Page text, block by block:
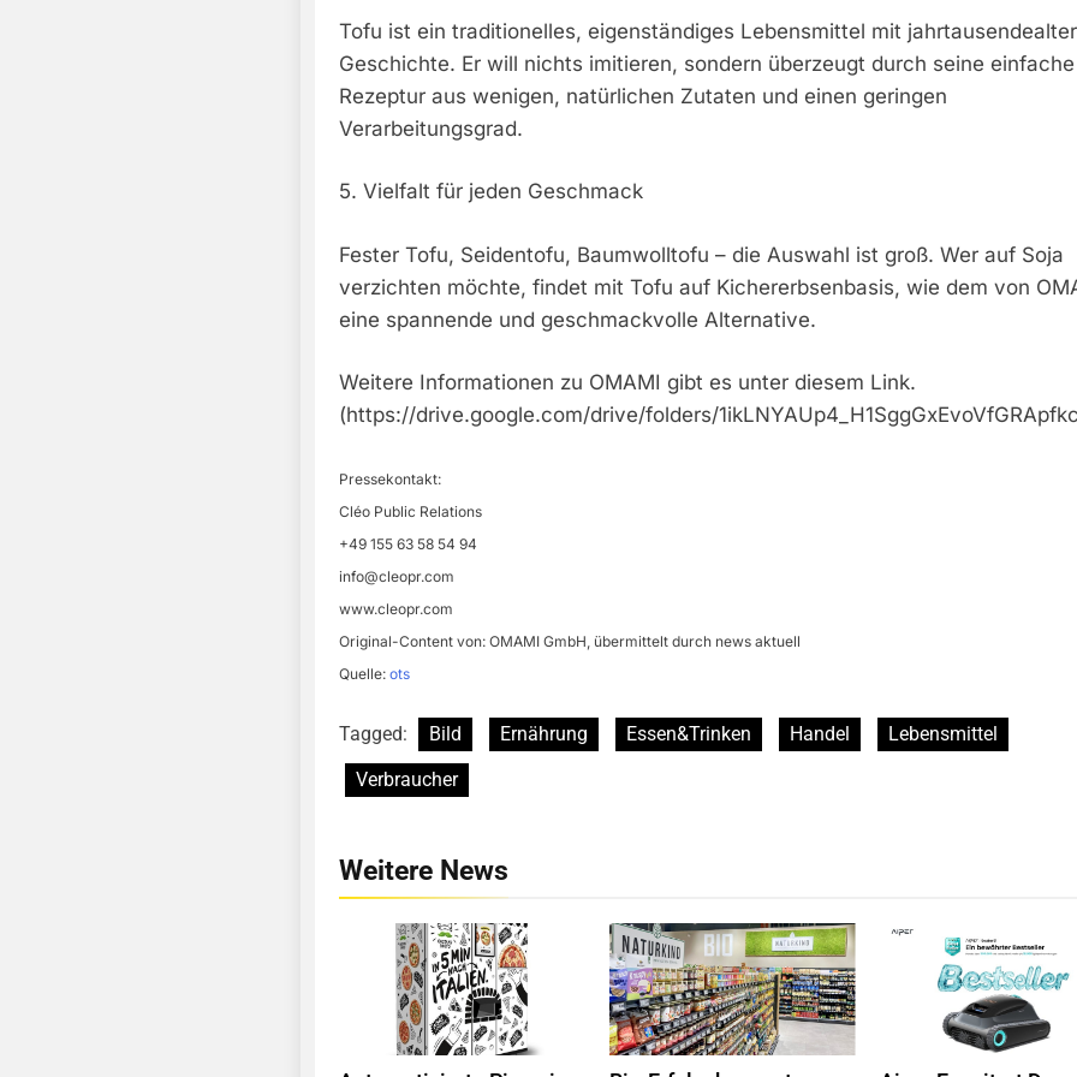
Tofu ist ein traditionelles, eigenständiges Lebensmittel mit jahrtausendealter
Geschichte. Er will nichts imitieren, sondern überzeugt durch seine einfache
Rezeptur aus wenigen, natürlichen Zutaten und einen geringen
Verarbeitungsgrad.
5. Vielfalt für jeden Geschmack
Fester Tofu, Seidentofu, Baumwolltofu – die Auswahl ist groß. Wer auf Soja
verzichten möchte, findet mit Tofu auf Kichererbsenbasis, wie dem von
eine spannende und geschmackvolle Alternative.
Weitere Informationen zu OMAMI gibt es unter diesem Link.
(https://drive.google.com/drive/folders/
Pressekontakt:
Cléo Public Relations
+49 155 63 58 54 94
info@cleopr.com
www.cleopr.com
Original-Content von: OMAMI GmbH, übermittelt durch news aktuell
Quelle: ots
Tagged: Bild Ernährung Essen&Trinken Handel
Lebensmittel
Verbraucher
Weitere News